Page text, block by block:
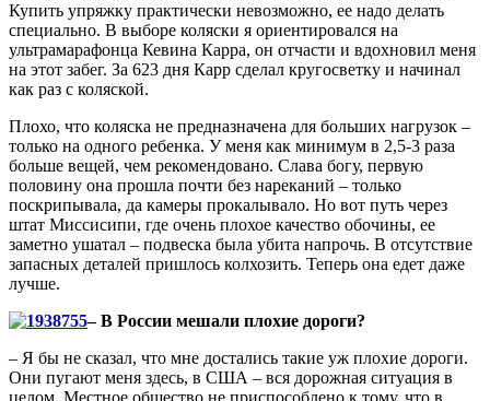
Купить упряжку практически невозможно, ее надо делать
специально. В выборе коляски я ориентировался на
ультрамарафонца Кевина Карра, он отчасти и вдохновил меня
на этот забег. За 623 дня Карр сделал кругосветку и начинал
как раз с коляской.
Плохо, что коляска не предназначена для больших нагрузок –
только на одного ребенка. У меня как минимум в 2,5-3 раза
больше вещей, чем рекомендовано. Слава богу, первую
половину она прошла почти без нареканий – только
поскрипывала, да камеры прокалывало. Но вот путь через
штат Миссисипи, где очень плохое качество обочины, ее
заметно ушатал – подвеска была убита напрочь. В отсутствие
запасных деталей пришлось колхозить. Теперь она едет даже
лучше.
– В России мешали плохие дороги?
– Я бы не сказал, что мне достались такие уж плохие дороги.
Они пугают меня здесь, в США – вся дорожная ситуация в
целом. Местное общество не приспособлено к тому, что в